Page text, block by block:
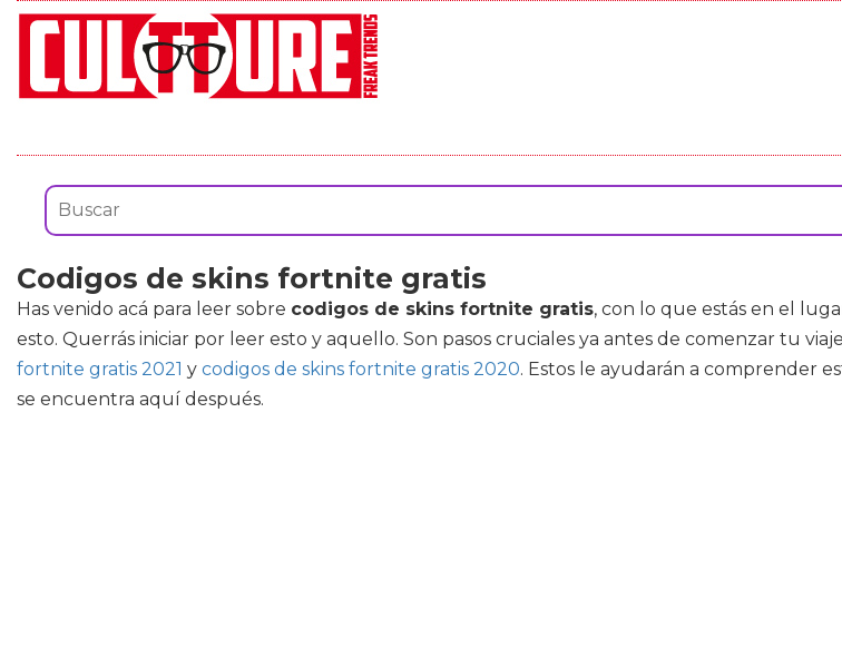
Codigos de skins fortnite gratis
Has venido acá para leer sobre codigos de skins fortnite gratis, con lo que estás en el
esto. Querrás iniciar por leer esto y aquello. Son pasos cruciales ya antes de comenzar tu
fortnite gratis 2021 y codigos de skins fortnite gratis 2020. Estos le ayudarán a comprender
se encuentra aquí después.